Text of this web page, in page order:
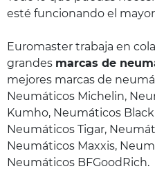
esté funcionando el
Euromaster trabaja en
grandes marcas de
mejores marcas de
Neumáticos Michelin,
Kumho, Neumáticos
Neumáticos Tigar,
Neumáticos Maxxis,
Neumáticos BFGoodRich.